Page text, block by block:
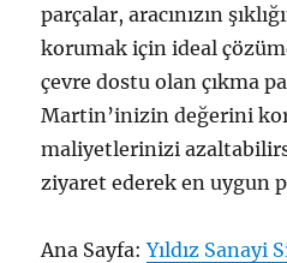
parçalar, aracınızın
korumak için ideal
çevre dostu olan çıkma
Martin’inizin değerini
maliyetlerinizi
ziyaret ederek en uygun
Ana Sayfa:Yıldız Sanayi